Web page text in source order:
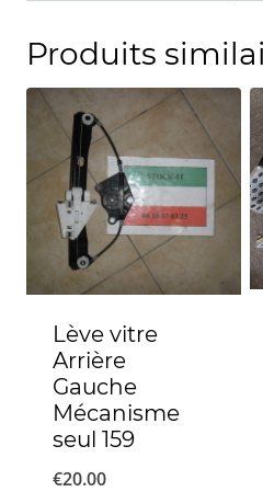
Produits
Lève vitre
Arrière
Gauche
Mécanisme
seul 159
€20.00